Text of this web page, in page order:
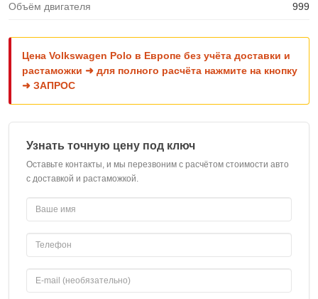
Объём двигателя 999
Цена Volkswagen Polo в Европе без учёта доставки и
растаможки ➜ для полного расчёта нажмите на кнопку
➜ ЗАПРОС
Узнать точную цену под ключ
Оставьте контакты, и мы перезвоним с расчётом стоимости авто
с доставкой и растаможкой.